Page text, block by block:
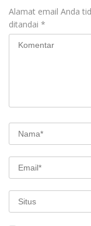
Alamat email Anda
ditandai *